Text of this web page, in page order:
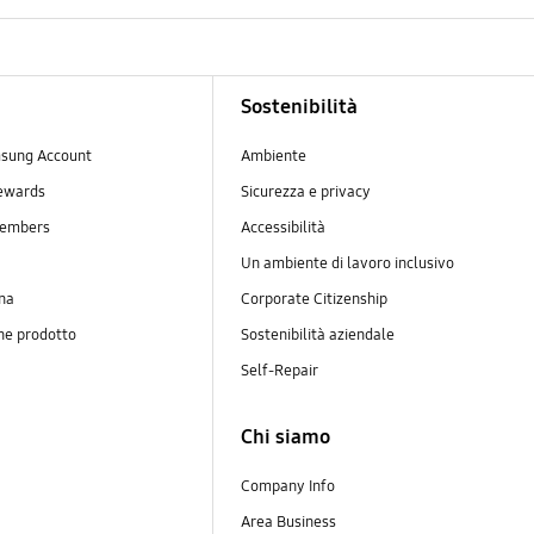
Account
prodotto
Sostenibilità
Ambiente
Sicurezza e privacy
Accessibilità
Un ambiente di lavoro inclusivo
Corporate Citizenship
Sostenibilità aziendale
Self-Repair
Chi siamo
Company Info
Area Business